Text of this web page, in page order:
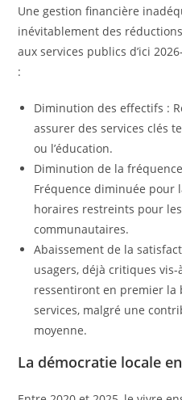
Une gestion financière
inévitablement des
aux services publics d’ici
:
Diminution des effectifs :
assurer des services clés
ou l’éducation.
Diminution de la
Fréquence diminuée pour
horaires restreints pour
communautaires.
Abaissement de la
usagers, déjà critiques
ressentiront en premier la
services, malgré une
moyenne.
La démocratie locale